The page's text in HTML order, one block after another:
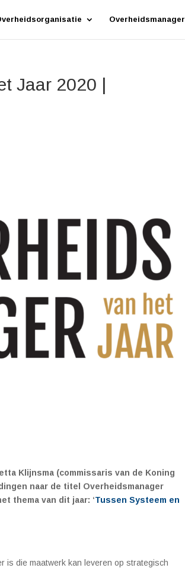
Overheidsmanager
Jaar 2020 |
Klijnsma (commissaris van de Koning
naar de titel Overheidsmanager
thema van dit jaar: ‘Tussen Systeem en
is die maatwerk kan leveren op strategisch